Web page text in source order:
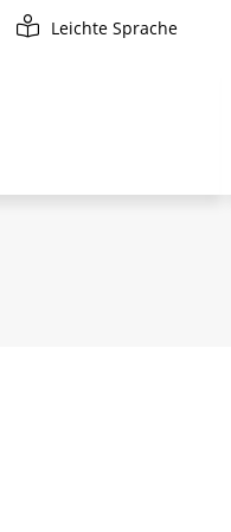
Leichte Sprache